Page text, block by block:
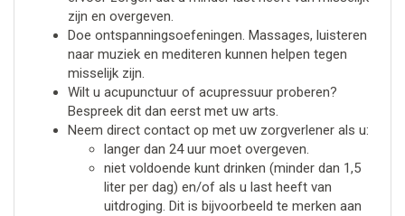
zijn en overgeven.
Doe ontspanningsoefeningen. Massages, luisteren
naar muziek en mediteren kunnen helpen tegen
misselijk zijn.
Wilt u acupunctuur of acupressuur proberen?
Bespreek dit dan eerst met uw arts.
Neem direct contact op met uw zorgverlener als u:
langer dan 24 uur moet overgeven.
niet voldoende kunt drinken (minder dan 1,5
liter per dag) en/of als u last heeft van
uitdroging. Dit is bijvoorbeeld te merken aan